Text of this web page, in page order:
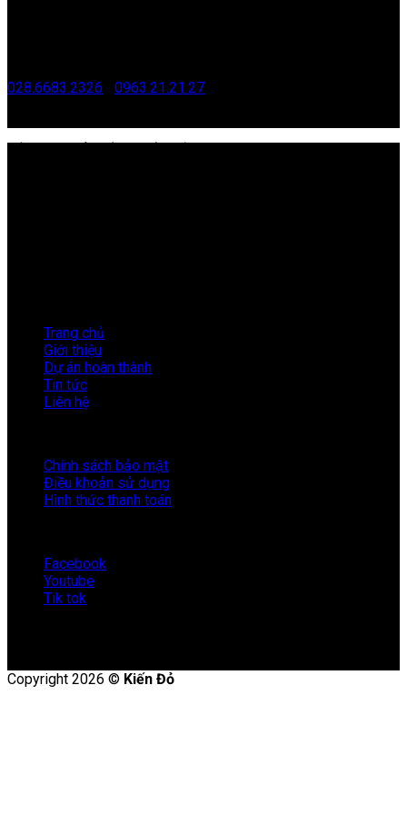
028.6683.2326
0963.21.21.27
Trang chủ
Giới thiệu
Dự án hoàn thành
Tin tức
Liên hệ
Chính sách bảo mật
Điều khoản sử dụng
Hình thức thanh toán
Facebook
Youtube
Tik tok
Copyright 2026 © Kiến Đỏ